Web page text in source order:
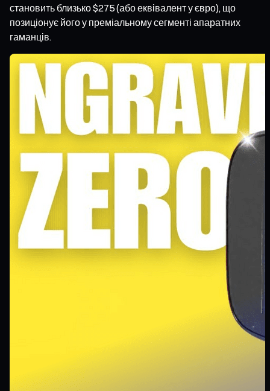
становить близько $275 (або еквівалент у євро), що
позиціонує його у преміальному сегменті апаратних
гаманців.